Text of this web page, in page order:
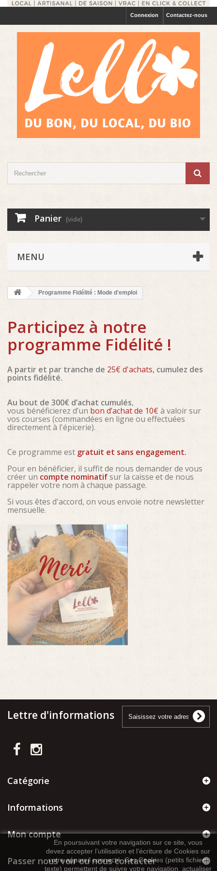
En poursuivant votre navigation sur ce site, vous
devez accepter l’utilisation et l'écriture de Cookies sur
votre appareil connecté. Ces Cookies (petits fichiers
texte) permettent de suivre votre navigation, actualiser
Contactez-nous
Connexion
Panier (vide)
MENU
Programme Fidélité : Mode d'emploi
Participez à notre
programme Fidélité !
A partir et par tranche de 25€ d'achats, cumulez des
points fidélité.
Au bout de 300€ d’achat cumulés,
vous bénéficierez d’un bon d’achat de 10€à valoir sur
vos courses (commandées en ligne ou effectuées
directement à l'épicerie).
Ce programme est gratuit et sans engagement.
Pour en bénéficier, il suffit de nous demander de vous
créer un compte nominatifsur la caisse et de nous
rappeler votre nom à chaque passage.
Si vous êtes d'accord, on vous envoie notre newsletter
mensuelle.
Lettre d'informations
Catégorie
Informations
Mon compte
Passer nous voir ou nous contacter